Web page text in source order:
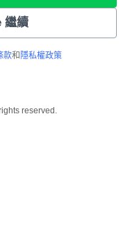
繼續
款和 隱私權政策
reserved.